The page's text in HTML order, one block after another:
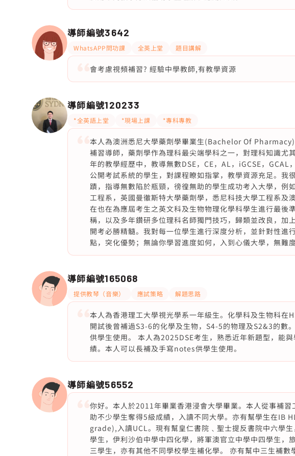
導師編號3642
WhatsAPP問功課 全英上堂 題目講解
會考慮視頻補習? 經驗中學教師,有教學資源
導師編號120233
*全英語上堂 *現場上課 *專科專教
本人為澳洲悉尼大學藥劑學畢業生(Bachelor Of
補習導師，藥劑學作為理科最尖端學科之一，對理科知識尤
年的教學經歷中，教導無數DSE，CE，AL，iGCSE，
公開考試系統的學生，對課程瞭如指掌，教學資源充足。我
蹟，指導無數陷於瓶頸，徬徨無助的學生成功考入大學，例
工程系，英國曼徹斯特大學藥劑學，悉尼科技大學工程系及
在也在為應屆考生之英文科及生物物理化學科學生進行最後
稱，以及多年鑽研多位理科名師獨門技巧，歸類並改良，加
開考必勝精髓。我對每一位學生進行深度分析，並針對性進
點，突化優勢；無論你學習進度如何，入到心儀大學，無難度
導師編號165068
提供教琴（音樂） 應試策略 解題思路
本人為香港理工大學視光學系一年級生。化學科及生物科在
開試後曾補過S3-6的化學及生物，S4-5的物理及S2&3的數
供學生使用。 本人為2025DSE考生，熟悉近年新題型，能
績。本人可以長補及手寫notes供學生使用。
導師編號56552
你好。本人於2011年畢業香港浸會大學畢業。本人從事補
助不少學生奪得5級成績，入讀不同大學。亦有幫學生在IB
grade),入讀UCL。現有幫皇仁書院﹑聖士提反書院中六學
學生，伊利沙伯中學中四化學，將軍澳官立中學中四學生，
三學生，亦有其他不同學校學生補化學。 亦有幫中三生補